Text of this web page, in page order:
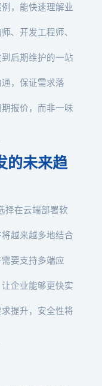
，能快速理解业
、开发工程师、
后期维护的一站
，保证需求落
报价，而非一味
的未来趋
择在云端部署软
越来越多地结合
要支持多端应
企业能够更快实
提升，安全性将